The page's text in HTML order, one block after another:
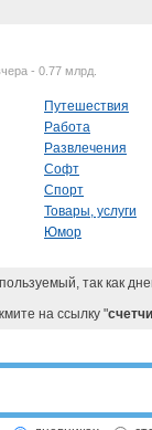
- 0.77 млрд.
Путешествия
Работа
Развлечения
Софт
Спорт
Товары, услуги
Юмор
так как
на ссылку "